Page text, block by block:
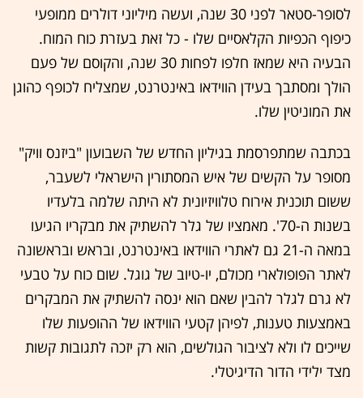
לסופר-סטאר לפני 30 שנה, ועשה מיליוני דולרים ממופעי
כיפוף הכפיות הקלאסיים שלו - כל זאת בעזרת כוח המוח.
הבעיה היא שמאז חלפו לפחות 30 שנה, והקוסם של פעם
הולך ומסתבך בעידן הווידאו באינטרנט, שמצליח לכופף כהוגן
את המוניטין שלו.
בכתבה שמתפרסמת בגיליון החדש של השבועון "ביזנס וויק"
מסופר על הקשים של איש המסתורין הישראלי לשעבר,
ששום תוכנית אירוח טלוויזיונית לא היתה שלמה בלעדיו
בשנות ה-70'. מאמציו של גלר להשתיק את מבקריו הגיעו
במאה ה-21 גם לאתרי הווידאו באינטרנט, ובראש ובראשונה
לאתר הפופולארי מכולם, יו-טיוב של גוגל. שום כוח על טבעי
לא גרם לגלר להבין שאם הוא ינסה להשתיק את המבקרים
באמצעות טענות, לפיהן קטעי הווידאו של ההופעות שלו
שייכים לו ולא לציבור הגולשים, הוא רק יזכה לתגובות קשות
מצד ילידי הדור הדיגיטלי.